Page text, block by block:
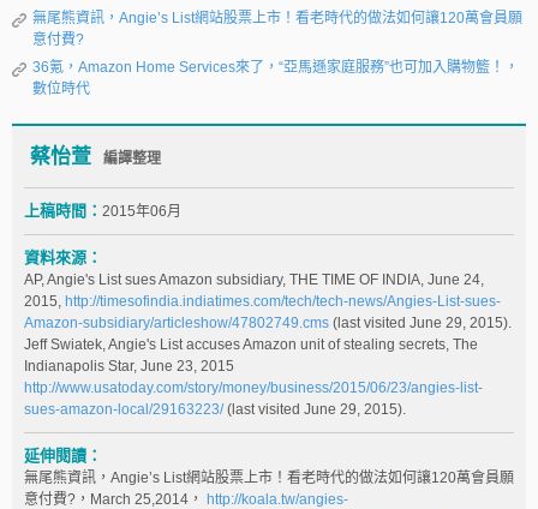
無尾熊資訊，Angie’s List網站股票上市！看老時代的做法如何讓120萬會員願
意付費?
36氪，Amazon Home Services來了，“亞馬遜家庭服務”也可加入購物籃！，
數位時代
蔡怡萱 編譯整理
上稿時間： 2015年06月
資料來源：
AP, Angie's List sues Amazon subsidiary, THE TIME OF INDIA, June 24,
2015, http://timesofindia.indiatimes.com/tech/tech-news/Angies-List-sues-
Amazon-subsidiary/articleshow/47802749.cms (last visited June 29, 2015).
Jeff Swiatek, Angie's List accuses Amazon unit of stealing secrets, The
Indianapolis Star, June 23, 2015
http://www.usatoday.com/story/money/business/2015/06/23/angies-list-
sues-amazon-local/29163223/(last visited June 29, 2015).
延伸閱讀：
無尾熊資訊，Angie’s List網站股票上市！看老時代的做法如何讓120萬會員願
意付費?，March 25,2014，
http://koala.tw/angies-